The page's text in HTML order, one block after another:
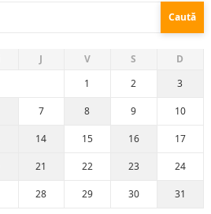
J V S
D
1
2 3
7 8 9 10
14 15 16 17
21 22 23 24
28 29 30 31